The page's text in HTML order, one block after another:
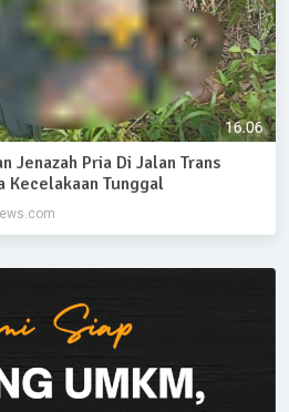
Jenazah Pria Di Jalan Trans
Kecelakaan Tunggal